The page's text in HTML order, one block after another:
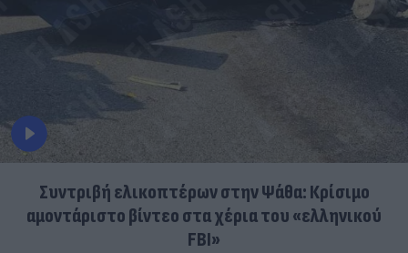
Συντριβή ελικοπτέρων στην Ψάθα: Κρίσιμο
αμοντάριστο βίντεο στα χέρια του «ελληνικού
FBI»